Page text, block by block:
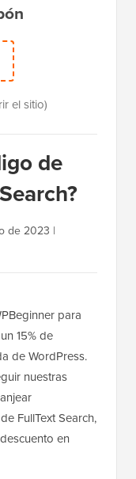
el sitio)
de
de 2023 |
para
15% de
de WordPress.
nuestras
FullText Search,
en